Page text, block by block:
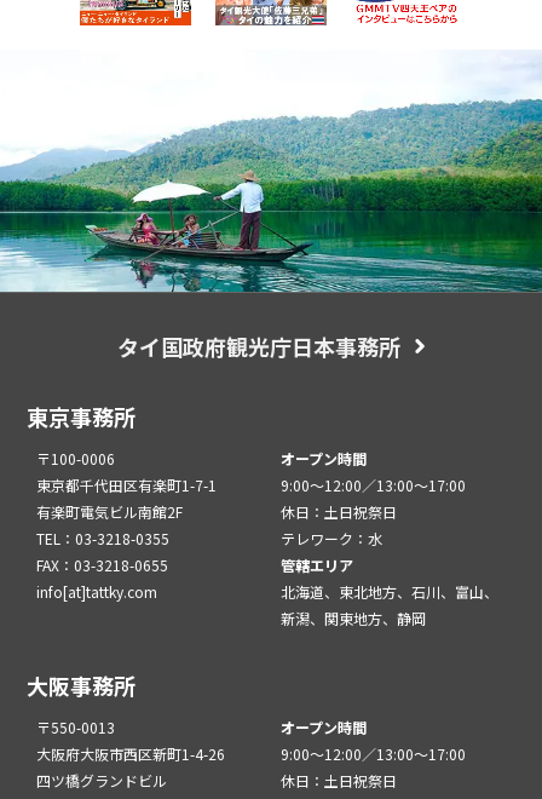
タイ国政府観光庁日本事務所
東京事務所
〒100-0006
東京都千代田区有楽町1-7-1
有楽町電気ビル南館2F
TEL：03-3218-0355
FAX：03-3218-0655
info[at]tattky.com
オープン時間
9:00～12:00／13:00～17:00
休日：土日祝祭日
テレワーク：水
管轄エリア
北海道、東北地方、石川、富山、
新潟、関東地方、静岡
大阪事務所
〒550-0013
大阪府大阪市西区新町1-4-26
四ツ橋グランドビル
オープン時間
9:00～12:00／13:00～17:00
休日：土日祝祭日